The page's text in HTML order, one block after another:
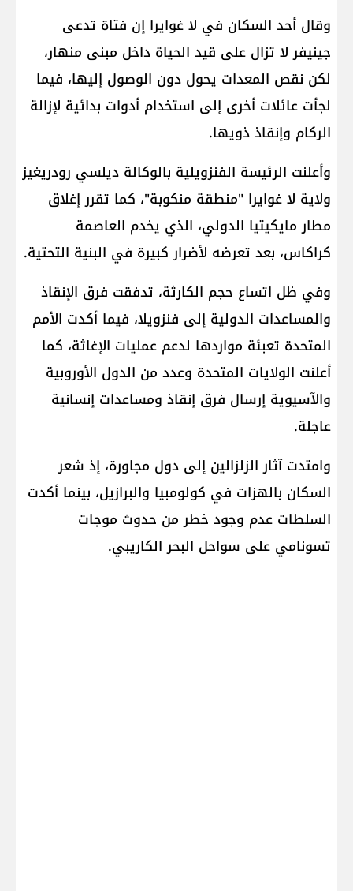
وقال أحد السكان في لا غوايرا إن فتاة تدعى
جينيفر لا تزال على قيد الحياة داخل مبنى منهار،
لكن نقص المعدات يحول دون الوصول إليها، فيما
لجأت عائلات أخرى إلى استخدام أدوات بدائية لإزالة
الركام وإنقاذ ذويها.
وأعلنت الرئيسة الفنزويلية بالوكالة ديلسي رودريغيز
ولاية لا غوايرا "منطقة منكوبة"، كما تقرر إغلاق
مطار مايكيتيا الدولي، الذي يخدم العاصمة
كراكاس، بعد تعرضه لأضرار كبيرة في البنية التحتية.
وفي ظل اتساع حجم الكارثة، تدفقت فرق الإنقاذ
والمساعدات الدولية إلى فنزويلا، فيما أكدت الأمم
المتحدة تعبئة مواردها لدعم عمليات الإغاثة، كما
أعلنت الولايات المتحدة وعدد من الدول الأوروبية
والآسيوية إرسال فرق إنقاذ ومساعدات إنسانية
عاجلة.
وامتدت آثار الزلزالين إلى دول مجاورة، إذ شعر
السكان بالهزات في كولومبيا والبرازيل، بينما أكدت
السلطات عدم وجود خطر من حدوث موجات
تسونامي على سواحل البحر الكاريبي.